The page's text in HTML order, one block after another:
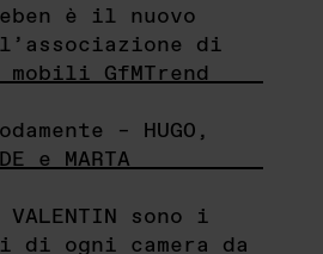
è il nuovo
di
GfMTrend
– HUGO,
e MARTA
VALENTIN sono i
di ogni camera da